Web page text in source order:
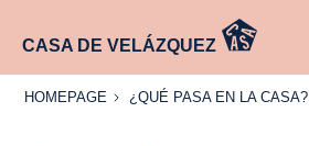
CASA DE VELÁZQUEZ
HOMEPAGE
HOMEPAGE
¿QUÉ
¿QUÉ PASA EN LA CASA?